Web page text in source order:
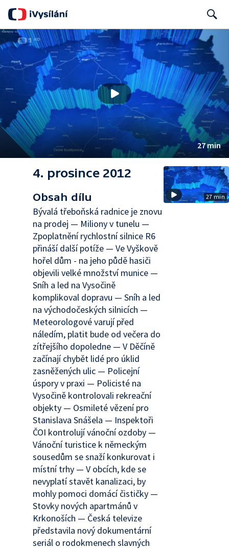
Search
27 min
4. prosince 2012
Obsah dílu
Bývalá třeboňská radnice je znovu
na prodej — Miliony v tunelu —
Zpoplatnění rychlostní silnice R6
přináší další potíže — Ve Vyškově
hořel dům - na jeho půdě hasiči
objevili velké množství munice —
Sníh a led na Vysočině
komplikoval dopravu — Sníh a led
na východočeských silnicích —
Meteorologové varují před
náledím, platit bude od večera do
zítřejšího dopoledne — V Děčíně
začínají chybět lidé pro úklid
zasněžených ulic — Policejní
úspory v praxi — Policisté na
Vysočině kontrolovali rekreační
objekty — Osmileté vězení pro
Stanislava Snášela — Inspektoři
ČOI kontrolují vánoční ozdoby —
Vánoční turistice k německým
sousedům se snaží konkurovat i
místní trhy — V obcích, kde se
nevyplatí stavět kanalizaci, by
mohly pomoci domácí čističky —
Stovky nových apartmánů v
Krkonoších — Česká televize
představila nový dokumentární
seriál o rodokmenech slavných
27 min